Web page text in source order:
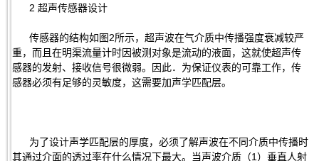
2 超声传感器设计
传感器的结构如图2所示，超声波在气介质中传播强度衰减较严
重，而且在明渠流量计时因被测对象是流动的液面，这就使超声传
感器的发射、接收信号很微弱。因此．为保证仪表的可靠工作，传
感器必须有足够的灵敏度，这需要加声学匹配层。
为了设计声学匹配层的厚度，必须了解声波在不同介质中传播时
其通过介面的透过率在什么情况下最大。当声波介质（1）垂直人射